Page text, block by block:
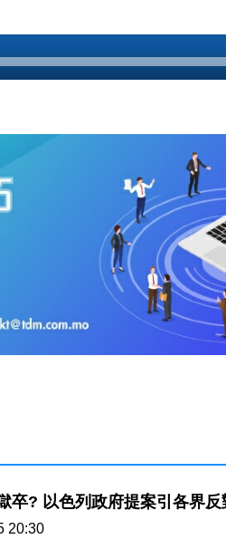
卒? 以色列政府提案引各界反
20:30